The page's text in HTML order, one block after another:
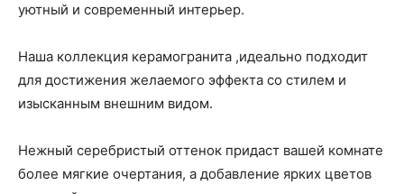
уютный и современный интерьер.
Наша коллекция керамогранита ,идеально подходит
для достижения желаемого эффекта со стилем и
изысканным внешним видом.
Нежный серебристый оттенок придаст вашей комнате
более мягкие очертания, а добавление ярких цветов